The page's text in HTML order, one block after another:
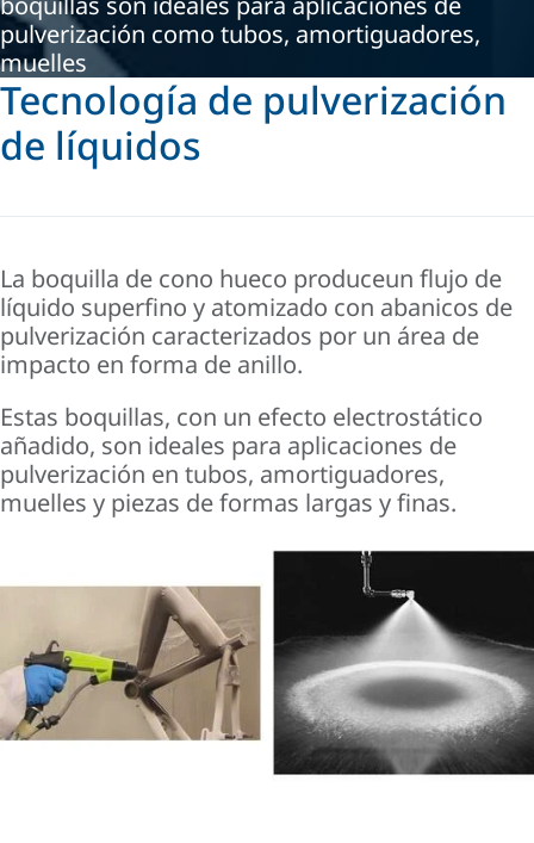
pulverización como tubos, amortiguadores,
muelles
Tecnología de pulverización
de líquidos
La boquilla de cono hueco produceun flujo de
líquido superfino y atomizado con abanicos de
pulverización caracterizados por un área de
impacto en forma de anillo.
Estas boquillas, con un efecto electrostático
añadido, son ideales para aplicaciones de
pulverización en tubos, amortiguadores,
muelles y piezas de formas largas y finas.